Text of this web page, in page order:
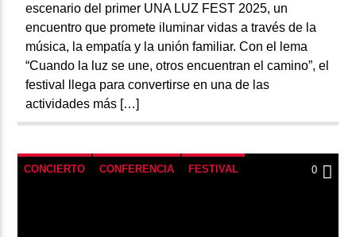
escenario del primer UNA LUZ FEST 2025, un
encuentro que promete iluminar vidas a través de la
música, la empatía y la unión familiar. Con el lema
“Cuando la luz se une, otros encuentran el camino”, el
festival llega para convertirse en una de las
actividades más […]
CONCIERTO CONFERENCIA FESTIVAL 0